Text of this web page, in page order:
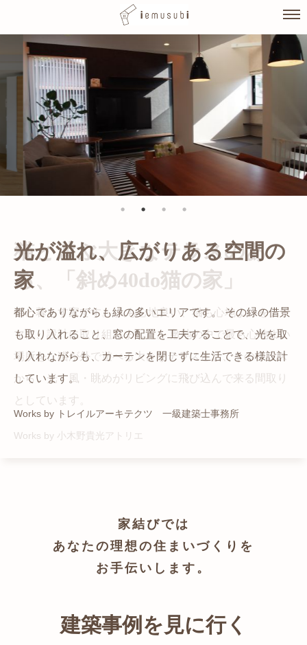
content
猫と暮らす家です。 人も心地良い、猫も心地よいをテー
マに、設計に取り組みました。 敷地の中で最も心地よい
場所を、猫が外で遊べる大きなテラスとし、そのテラス
から、光・風・眺めがリビングに飛び込んで来る間取り
としています。
Works by 小木野貴光アトリエ
光が溢れ、広がりある空間の
家
都心でありながらも緑の多いエリアです。 その緑の借景
も取り入れること、窓の配置を工夫することで、光を取
り入れながらも、カーテンを閉じずに生活できる様設計
しています。
Works by トレイルアーキテクツ 一級建築士事務所
自然の中の岩山を切り開いて造った、ワイルドなゲスト
ハウスをイメージした空間が広がる都市型住宅です。
かつての機織り工場が、その趣を残しつつ孫世帯の住居
へと蘇りました。
家結びでは
あなたの理想の住まいづくりを
お手伝いします。
建築事例を見に行く